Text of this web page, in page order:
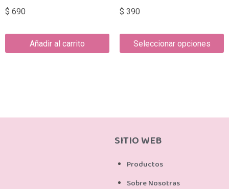
$ 690
Añadir al carrito
$ 390
Seleccionar opciones
SITIO WEB
Productos
Sobre Nosotras